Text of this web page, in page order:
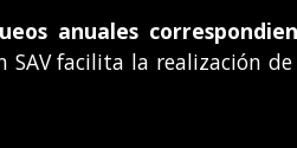
anuales
facilita la realización